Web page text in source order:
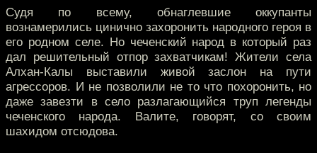
Судя по всему, обнаглевшие оккупанты
вознамерились цинично захоронить народного героя в
его родном селе. Но чеченский народ в который раз
дал решительный отпор захватчикам! Жители села
Алхан-Калы выставили живой заслон на пути
агрессоров. И не позволили не то что похоронить, но
даже завезти в село разлагающийся труп легенды
чеченского народа. Валите, говорят, со своим
шахидом отсюдова.